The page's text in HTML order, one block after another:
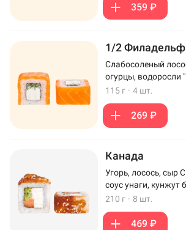
359 ₽
1/2
Слабосоленый
огурцы, водоросли
115 г · 4 шт.
269 ₽
Канада
Угорь, лосось, сыр
соус унаги, кунжут
210 г · 8 шт.
469 ₽